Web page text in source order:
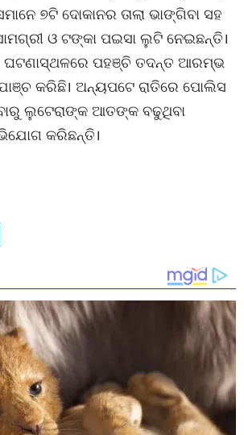
୭ଟି ଦୋକାନର ତାଲା ଭାଙ୍ଗିବା ସହ
ଓ ଟଙ୍କା ପଇସା ଲୁଟି ନେଇଛନ୍ତି।
ପହଞ୍ଚି ତଦନ୍ତ ଆରମ୍ଭ
କରିଛି। ଅନ୍ୟପଟେ ରାତିରେ ପୋଲିସ
ଲୁଟେରାଙ୍କ ଆତଙ୍କ ବଢୁଥିବା
କରିଛନ୍ତି।